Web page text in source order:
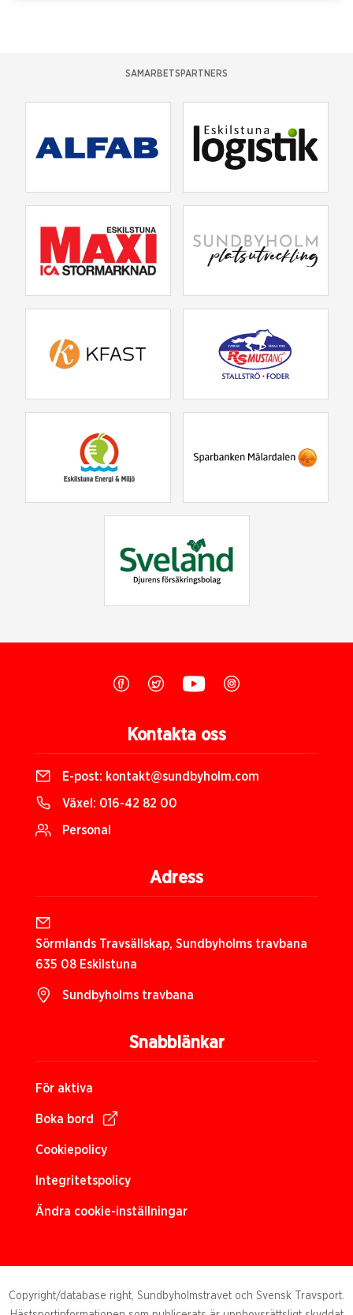
SAMARBETSPARTNERS
Snabblänkar
För aktiva
Boka bord
Cookiepolicy
Integritetspolicy
Ändra cookie-inställningar
Kontakta oss
E-post: kontakt@sundbyholm.com
Växel: 016-42 82 00
Personal
Adress
Sörmlands Travsällskap, Sundbyholms travbana
635 08 Eskilstuna
Sundbyholms travbana
Copyright/database right, Sundbyholmstravet och Svensk Travsport.